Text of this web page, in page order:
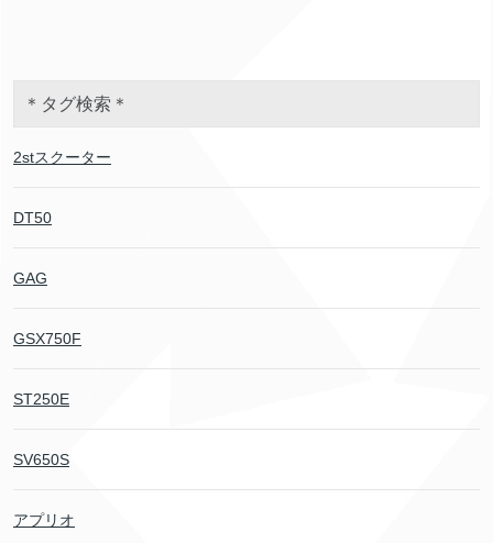
＊タグ検索＊
2stスクーター
DT50
GAG
GSX750F
ST250E
SV650S
アプリオ